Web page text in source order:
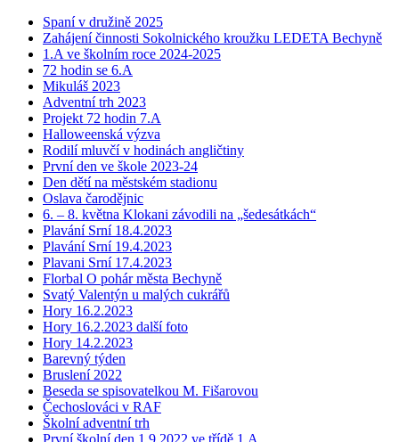
Spaní v družině 2025
Zahájení činnosti Sokolnického kroužku LEDETA Bechyně
1.A ve školním roce 2024-2025
72 hodin se 6.A
Mikuláš 2023
Adventní trh 2023
Projekt 72 hodin 7.A
Halloweenská výzva
Rodilí mluvčí v hodinách angličtiny
První den ve škole 2023-24
Den dětí na městském stadionu
Oslava čarodějnic
6. – 8. května Klokani závodili na „šedesátkách“
Plavání Srní 18.4.2023
Plavání Srní 19.4.2023
Plavani Srní 17.4.2023
Florbal O pohár města Bechyně
Svatý Valentýn u malých cukrářů
Hory 16.2.2023
Hory 16.2.2023 další foto
Hory 14.2.2023
Barevný týden
Bruslení 2022
Beseda se spisovatelkou M. Fišarovou
Čechoslováci v RAF
Školní adventní trh
První školní den 1.9.2022 ve třídě 1.A